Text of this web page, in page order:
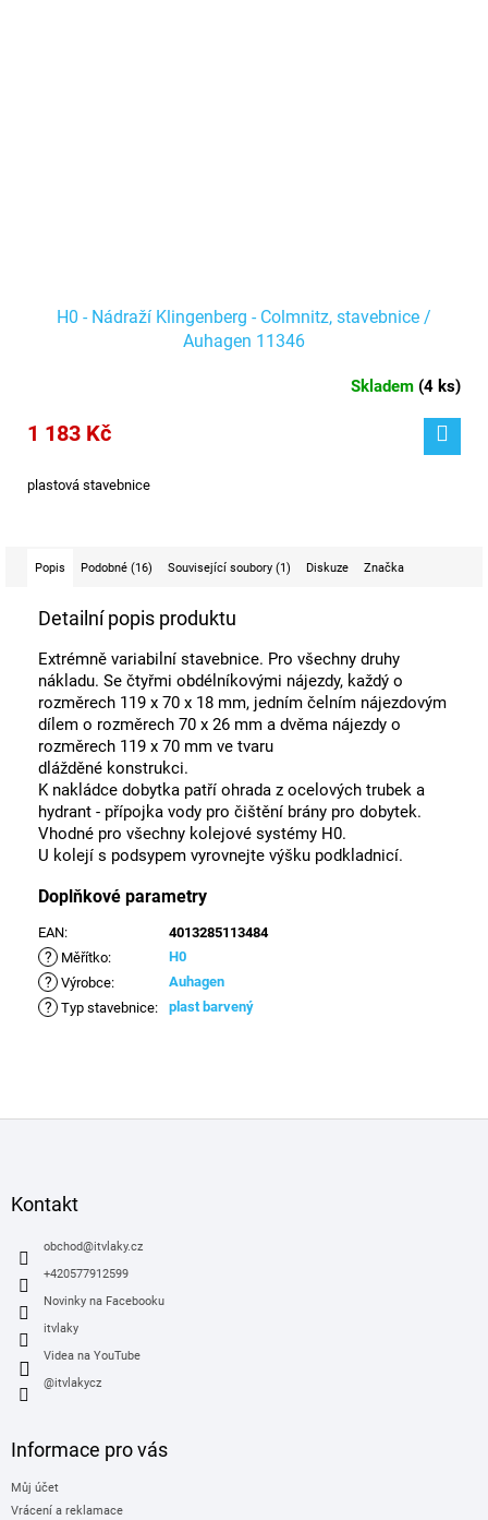
H0 - Nádraží Klingenberg - Colmnitz, stavebnice /
Auhagen 11346
Skladem (4 ks)
1 183 Kč
plastová stavebnice
Popis Podobné (16) Související soubory (1) Diskuze Značka
Detailní popis produktu
Extrémně variabilní stavebnice. Pro všechny druhy
nákladu. Se čtyřmi obdélníkovými nájezdy, každý o
rozměrech 119 x 70 x 18 mm, jedním čelním nájezdovým
dílem o rozměrech 70 x 26 mm a dvěma nájezdy o
rozměrech 119 x 70 mm ve tvaru
dlážděné konstrukci.
K nakládce dobytka patří ohrada z ocelových trubek a
hydrant - přípojka vody pro čištění brány pro dobytek.
Vhodné pro všechny kolejové systémy H0.
U kolejí s podsypem vyrovnejte výšku podkladnicí.
Doplňkové parametry
EAN: 4013285113484
? Měřítko: H0
? Výrobce: Auhagen
? Typ stavebnice: plast barvený
Kontakt
obchod@itvlaky.cz
+420577912599
Novinky na Facebooku
itvlaky
Videa na YouTube
@itvlakycz
Informace pro vás
Můj účet
Vrácení a reklamace